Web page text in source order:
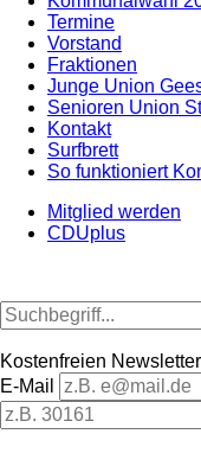
Termine
Vorstand
Fraktionen
Junge Union
Senioren Union
Kontakt
Surfbrett
So funktioniert
Mitglied werden
CDUplus
Kostenfreien
E-Mail